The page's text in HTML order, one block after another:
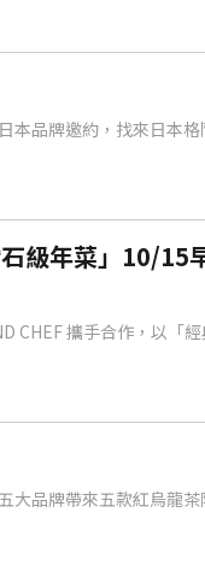
本品牌邀約，找來日本格
級年菜」10/15
CHEF 攜手合作，以「
大品牌帶來五款紅烏龍茶